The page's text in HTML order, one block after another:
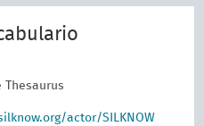
Thesaurus
actor/SILKNOW